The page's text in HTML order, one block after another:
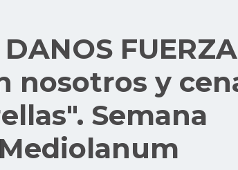
DANOS
nosotros y
Semana